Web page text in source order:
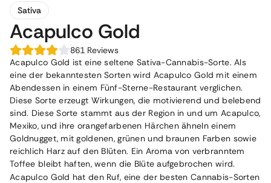
Sativa
Acapulco Gold
861 Reviews
Acapulco Gold ist eine seltene Sativa-Cannabis-Sorte. Als
eine der bekanntesten Sorten wird Acapulco Gold mit einem
Abendessen in einem Fünf-Sterne-Restaurant verglichen.
Diese Sorte erzeugt Wirkungen, die motivierend und belebend
sind. Diese Sorte stammt aus der Region in und um Acapulco,
Mexiko, und ihre orangefarbenen Härchen ähneln einem
Goldnugget, mit goldenen, grünen und braunen Farben sowie
reichlich Harz auf den Blüten. Ein Aroma von verbranntem
Toffee bleibt haften, wenn die Blüte aufgebrochen wird.
Acapulco Gold hat den Ruf, eine der besten Cannabis-Sorten